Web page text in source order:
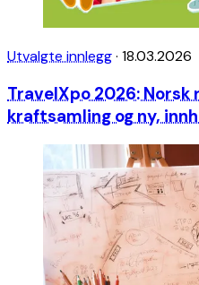
Utvalgte innlegg· 18.03.2026
TravelXpo 2026:
kraftsamling og ny,